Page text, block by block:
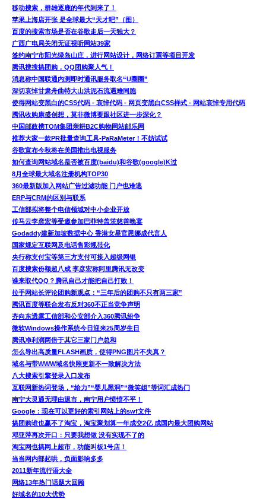
移动搜索，群雄逐鹿的年代到来了！
苹果上海店开张 是全球最大“天才吧”（图）
百度的搜索市场是否在谷歌走后一天独大？
广西广电局关闭无证视听网站39家
签约南宁市阳光绿岛山庄，进行网站设计，网络订票等项目开发
腾讯搜搜搞团购，QQ团购聚人气！
消息称中国联通内测即时通讯服务取名“U圈圈”
深切哀悼甘肃舟曲特大山洪泥石流遇难同胞
使得网站变黑白的CSS代码 - 哀悼代码 - 网页变黑白CSS样式 - 网站哀悼专用代码
腾讯收购康盛创想，莫非微博要跟社区进一步深化？
中国邮政携TOM集团亲耕B2C购物网站邮乐网
推荐大家一款PR批量查询工具-PaRaMeter！不妨试试
谷歌宣布今秋将在美国推出电视服务
如何查询网站域名是否被百度(baidu)和谷歌(google)K过
8月全球最大域名注册机构TOP30
360最新版加入网站广告过滤功能 门户也难逃
ERP与CRM的区别与联系
工信部拟将整个电信领域对中小企业开放
传马云李彦宏等受邀参加巴菲特盖茨慈善晚宴
Godaddy建新加坡数据中心 香港女星官恩娜成代言人
国家规定互联网及电话售彩规范化
央行称支付宝等第三方支付可接入超级网银
百度搜索份额超八成 李彦宏称阿里腾讯无改变
谁来取代QQ？腾讯自己才能把自己打败！
拉手网站长评论团购新观点：“三年后的团购不只有两三家”
腾讯百度等联合发布反对360不正当竞争声明
齐向东透露工信部和公安部介入360腾讯纷争
微软Windows操作系统今日迎来25周岁生日
腾讯净利润两倍于其它三家门户总和
怎么导出高质量FLASH画质，使得PNG图片不失真？
域名与带WWW域名快照更新不一致解决方法
八大搜索引擎登录入口发布
互联网新热词登场，“给力”“婴儿黑洞”“微笑姐”等词汇成热门
南宁大灵通无理由退市，南宁用户愤愤不平！
Google：现在可以更好的索引网站上的swf文件
搞团购谁也赢不了淘宝，淘宝聚划算一年成交2亿 成国内最大团购网站
邓亚萍再次开口：只要我想做 没有实现不了的
淘宝网也搞网上超市，功能叫板1号店！
当当网内部起哄，负面影响多多
2011新年流行语大全
网络13年热门话题大回顾
好域名的10大优势